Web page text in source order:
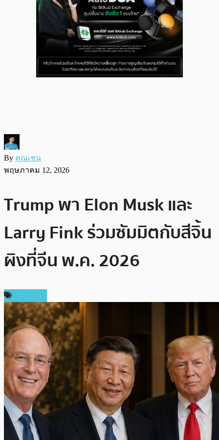
By คุณเชน
พฤษภาคม 12, 2026
Trump พา Elon Musk และ
Larry Fink ร่วมซัมมิตกับสีจิ้น
ผิงที่จีน พ.ค. 2026